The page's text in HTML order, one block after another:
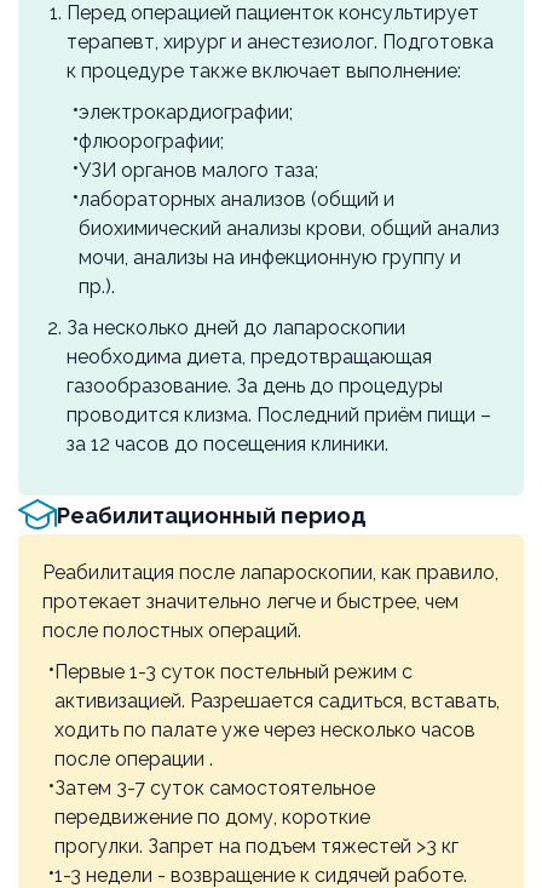
Перед операцией пациенток консультирует
терапевт, хирург и анестезиолог. Подготовка
к процедуре также включает выполнение:
электрокардиографии;
флюорографии;
УЗИ органов малого таза;
лабораторных анализов (общий и
биохимический анализы крови, общий анализ
мочи, анализы на инфекционную группу и
пр.).
За несколько дней до лапароскопии
необходима диета, предотвращающая
газообразование. За день до процедуры
проводится клизма. Последний приём пищи –
за 12 часов до посещения клиники.
Реабилитационный период
Реабилитация после лапароскопии, как правило,
протекает значительно легче и быстрее, чем
после полостных операций.
Первые 1-3 суток постельный режим с
активизацией. Разрешается садиться, вставать,
ходить по палате уже через несколько часов
после операции .
Затем 3-7 суток самостоятельное
передвижение по дому, короткие
прогулки. Запрет на подъем тяжестей >3 кг
1-3 недели - возвращение к сидячей работе.